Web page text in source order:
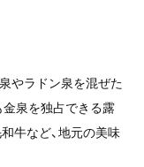
やラドン泉を混ぜた
泉を独占できる露
牛など、地元の美味